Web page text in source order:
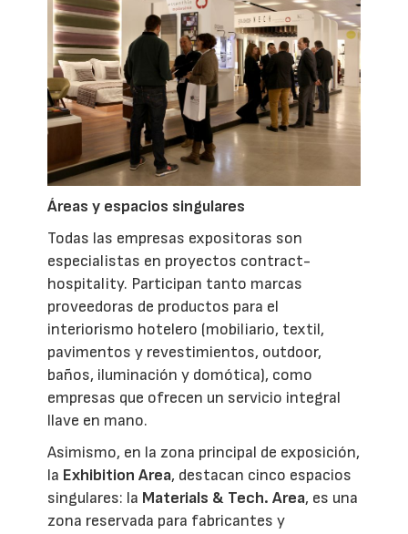
Áreas y espacios singulares
Todas las empresas expositoras son
especialistas en proyectos contract-
hospitality. Participan tanto marcas
proveedoras de productos para el
interiorismo hotelero (mobiliario, textil,
pavimentos y revestimientos, outdoor,
baños, iluminación y domótica), como
empresas que ofrecen un servicio integral
llave en mano.
Asimismo, en la zona principal de exposición,
la Exhibition Area, destacan cinco espacios
singulares: la Materials & Tech. Area, es una
zona reservada para fabricantes y